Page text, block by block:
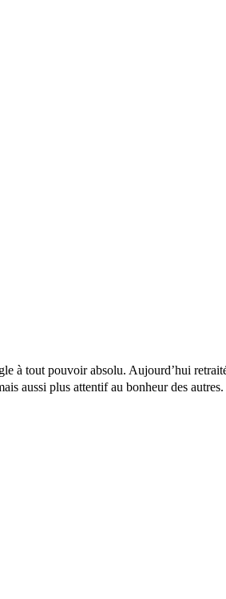
à tout pouvoir absolu. Aujourd’hui
aussi plus attentif au bonheur des autres.